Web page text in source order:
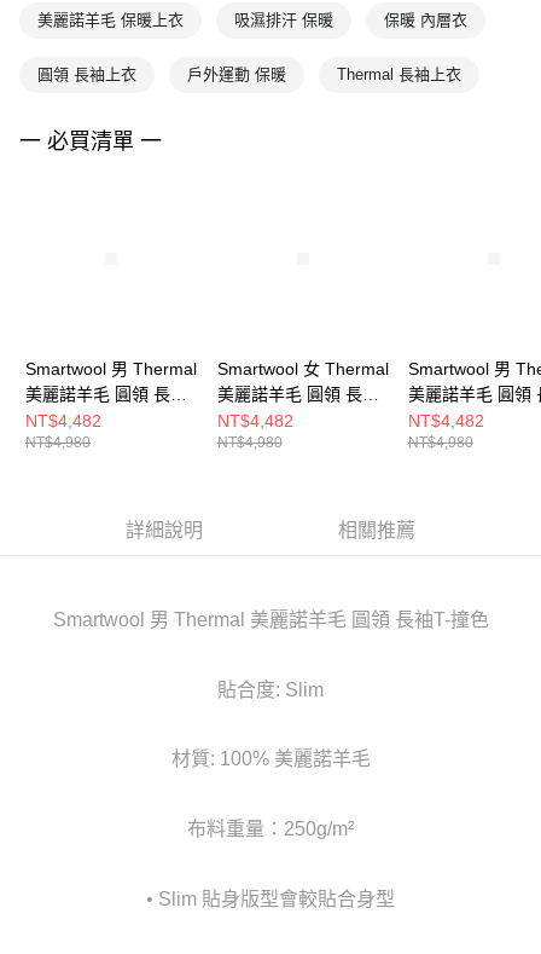
美麗諾羊毛 保暖上衣 吸濕排汗 保暖 保暖 內層衣
圓領 長袖上衣 戶外運動 保暖 Thermal 長袖上衣
一 必買清單 一
Smartwool 男 Thermal
美麗諾羊毛 圓領 長袖
上衣 復古暮藍
NT$4,482
NT$4,980
Smartwool 女 Thermal
美麗諾羊毛 圓領 長袖
上衣 黑色
NT$4,482
NT$4,980
Smartwool 男
美麗諾羊毛 圓領
上衣 黑色
NT$4,482
NT$4,980
詳細說明 相關推薦
Smartwool 男 Thermal 美麗諾羊毛 圓領 長袖T-撞色
貼合度: Slim
材質: 100% 美麗諾羊毛
布料重量：250g/m²
• Slim 貼身版型會較貼合身型